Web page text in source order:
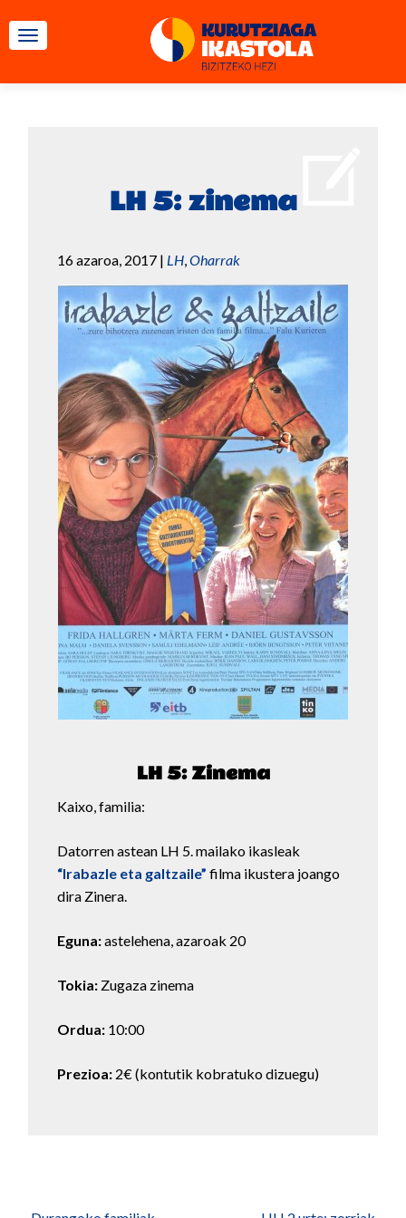
TOGGLE NAVIGATION
LH 5: zinema
16 azaroa, 2017 | LH,Oharrak
LH 5: Zinema
Kaixo, familia:
Datorren astean LH 5. mailako ikasleak
“Irabazle eta galtzaile” filma ikustera joango
dira Zinera.
Eguna:astelehena, azaroak 20
Tokia: Zugaza zinema
Ordua: 10:00
Prezioa: 2€ (kontutik kobratuko dizuegu)